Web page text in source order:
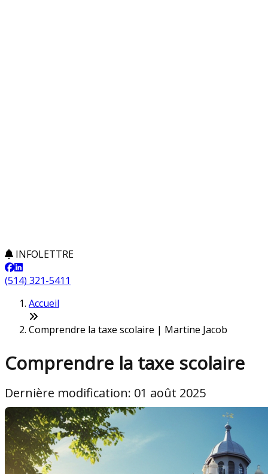
INFOLETTRE
(514) 321-5411
Accueil
Comprendre la taxe scolaire | Martine Jacob
Comprendre la taxe scolaire
Dernière modification: 01 août 2025